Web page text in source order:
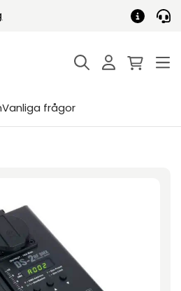
Vanliga frågor